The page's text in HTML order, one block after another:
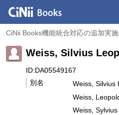
CiNii Books機能統合対応の追加実
Weiss, Silvius
ID:DA05549167
別名
Weiss, Silvius
Weiss,
Weiss,